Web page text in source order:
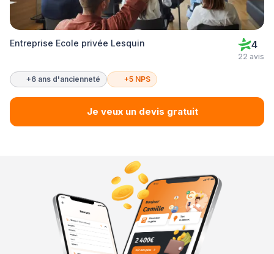
Entreprise Ecole privée Lesquin 4
22 avis
+6 ans d'ancienneté +5 NPS
Je veux un devis gratuit